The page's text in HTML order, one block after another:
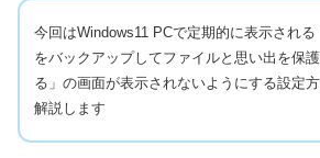
今回はWindows11 PCで定期的に表示される
をバックアップしてファイルと思い出を保
る」の画面が表示されないようにする設定
解説します